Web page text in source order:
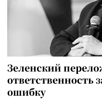
Зеленский
ответственность
ошибку